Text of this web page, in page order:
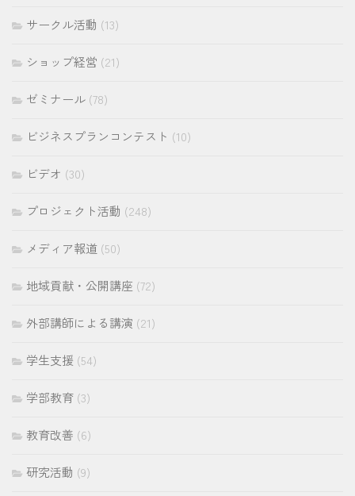
サークル活動 (13)
ショップ経営 (21)
ゼミナール (78)
ビジネスプランコンテスト (10)
ビデオ (30)
プロジェクト活動 (248)
メディア報道 (50)
地域貢献・公開講座 (72)
外部講師による講演 (21)
学生支援 (54)
学部教育 (3)
教育改善 (6)
研究活動 (9)